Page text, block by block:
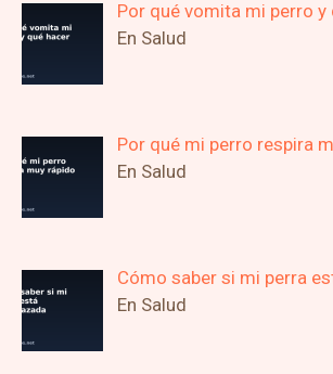
Por qué vomita mi perro y
En Salud
Por qué mi perro respira
En Salud
Cómo saber si mi perra
En Salud